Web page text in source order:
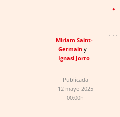
Miriam Saint-
Germain
Ignasi Jorro
Publicada
12 mayo 2025
00:00h